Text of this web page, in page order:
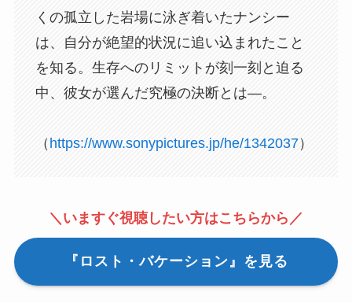
くの孤立した岩場に泳ぎ着いたナンシー
は、自分が絶望的状況に追い込まれたこと
を知る。生存へのリミットが刻一刻と迫る
中、彼女が選んだ究極の決断とは―。
（ https://www.sonypictures.jp/he/1342037）
＼いますぐ視聴したい方はこちらから／
『ロスト・バケーション』を見る